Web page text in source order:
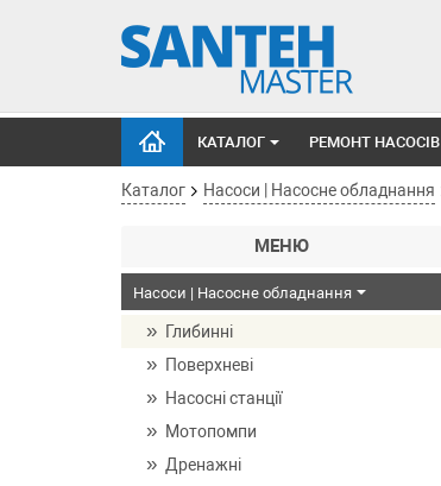
КАТАЛОГ РЕМОНТ НАСОСІВ
Каталог Насоси | Насосне обладнання
МЕНЮ
Насоси | Насосне обладнання
Глибинні
Поверхневі
Насосні станції
Мотопомпи
Дренажні